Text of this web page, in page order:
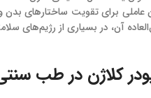
عاملی برای تقویت ساختارهای
آن، در بسیاری از رژیم‌های
کلاژن در طب